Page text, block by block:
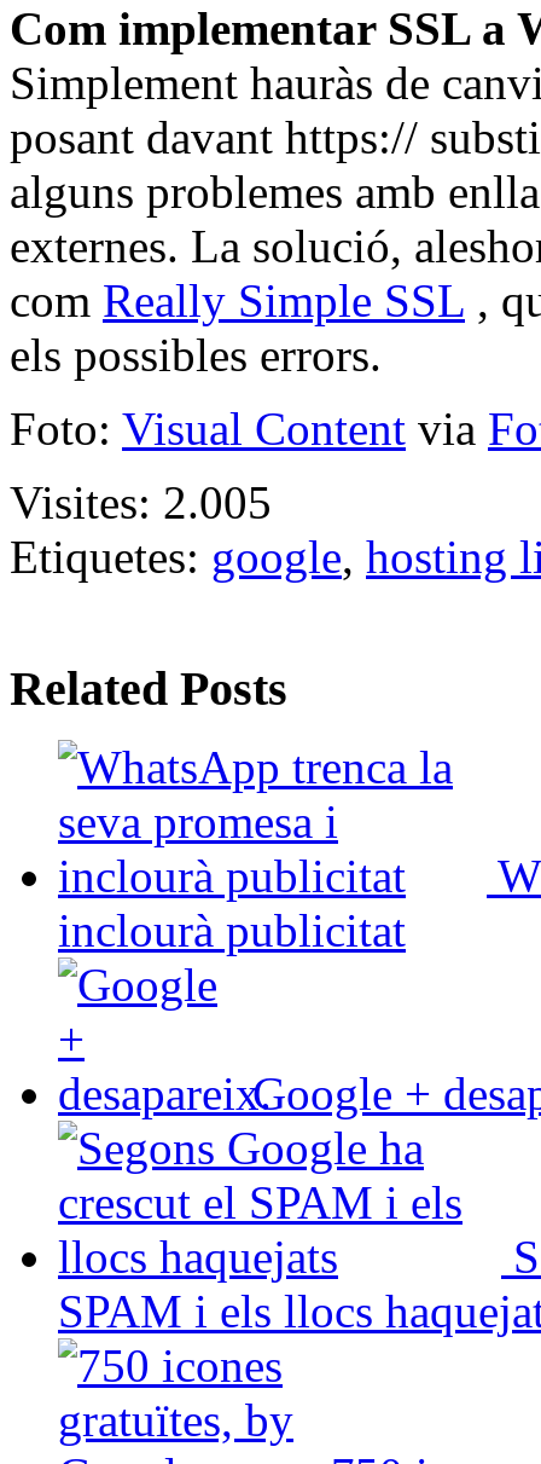
Com implementar SSL a
Simplement hauràs de
posant davant https://
alguns problemes amb
externes. La solució,
com Really Simple SSL ,
els possibles errors.
Foto: Visual Content via
Visites: 2.005
Etiquetes: google, hosting
Related Posts
inclourà publicitat
Google +
SPAM i els llocs